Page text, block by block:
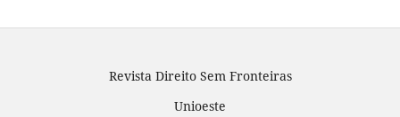
Revista Direito Sem Fronteiras
Unioeste